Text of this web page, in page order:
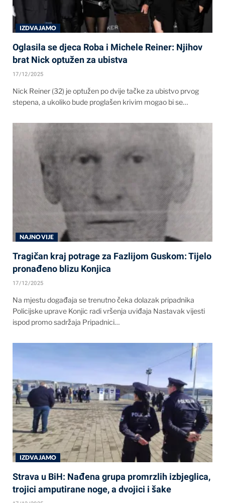
IZDVAJAMO
Oglasila se djeca Roba i Michele Reiner: Njihov
brat Nick optužen za ubistva
17/12/2025
Nick Reiner (32) je optužen po dvije tačke za ubistvo prvog
stepena, a ukoliko bude proglašen krivim mogao bi se…
NAJNOVIJE
Tragičan kraj potrage za Fazlijom Guskom: Tijelo
pronađeno blizu Konjica
17/12/2025
Na mjestu događaja se trenutno čeka dolazak pripadnika
Policijske uprave Konjic radi vršenja uviđaja Nastavak vijesti
ispod promo sadržaja Pripadnici…
IZDVAJAMO
Strava u BiH: Nađena grupa promrzlih izbjeglica,
trojici amputirane noge, a dvojici i šake